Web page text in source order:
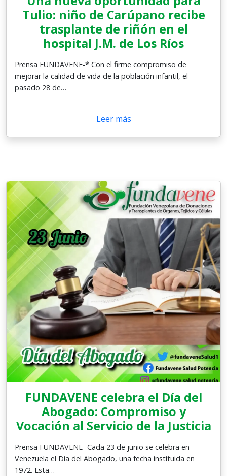
Tulio: niño de Carúpano recibe
trasplante de riñón en el
hospital J.M. de Los Ríos
Prensa FUNDAVENE-* Con el firme compromiso de
mejorar la calidad de vida de la población infantil, el
pasado 28 de…
Leer más
FUNDAVENE celebra el Día del
Abogado: Compromiso y
Vocación al Servicio de la Justicia
Prensa FUNDAVENE- Cada 23 de junio se celebra en
Venezuela el Día del Abogado, una fecha instituida en
1972. Esta…